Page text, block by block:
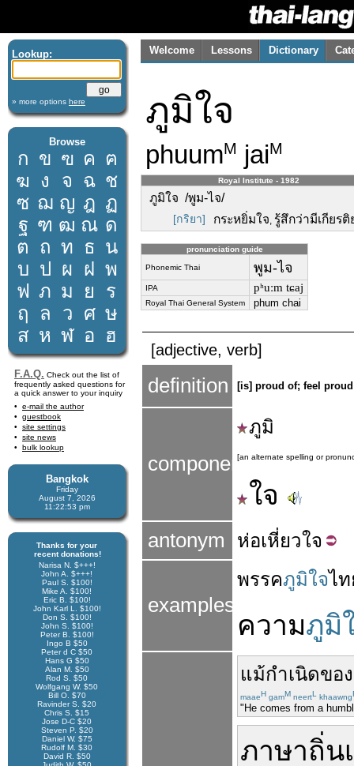
Lookup:
» more options here
Browse
ก ข ฃ ค ฅ
ฆ ง จ ฉ ช
ซ ฌ ญ ฎ ฏ
ฐ ฑ ฒ ณ ด
ต ถ ท ธ น
บ ป ผ ฝ พ
ฟ ภ ม ย
ร
ฤ
ล ว ศ ษ
ส ห ฬ อ ฮ
F.A.Q. Check out the list of
frequently asked questions for
a quick answer to your inquiry
e-mail the author
guestbook
site settings
site news
bulk lookup
Bangkok
Friday
August 7, 2026
11:22:54 pm
Thanks for your
recent donations!
Narisa N. $+++!
John A. $+++!
Paul S. $100!
Mike A. $100!
Eric B. $100!
John Karl L. $100!
Don S. $100!
John S. $100!
Peter B. $100!
Ingo B $50
Peter d C $50
Hans G $50
Alan M. $50
Rod S. $50
Wolfgang W. $50
Bill O. $70
Ravinder S. $20
Chris S. $15
Jose D-C $20
Steven P. $20
Daniel W. $75
Rudolf M. $30
David R. $50
Welcome Lessons Dictionary
ภูมิใจ
phuumM jaiM
Royal Institute - 1982
ภูมิใจ /พูม-ไจ/
[กริยา] กระหยิ่มใจ, รู้สึกว่ามีเกียรติ
pronunciation guide
Phonemic Thai พูม-ไจ
IPA pʰuːm tɕaj
Royal Thai General System phum chai
[adjective, verb]
definition [is] proud of; feel
components
ภูมิ
[an alternate spelling or
ใจ
antonym ห่อเหี่ยวใจ
examples
พรรคภูมิใจไ
ความภูมิ
แม้กำเนิดขอ
maaeH gamM neertL khaawng
"He comes from a
ภาษาถิ่น